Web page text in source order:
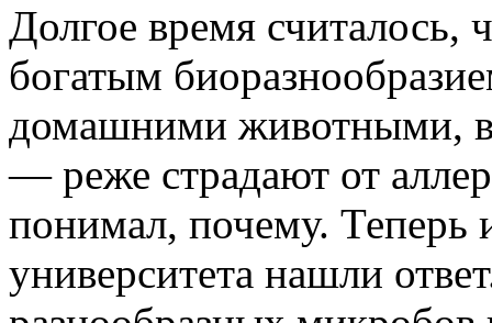
Долгое время считалось,
богатым
домашними животными, в
— реже страдают от
понимал, почему. Теперь
университета нашли